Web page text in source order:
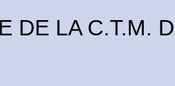
DE LA C.T.M.